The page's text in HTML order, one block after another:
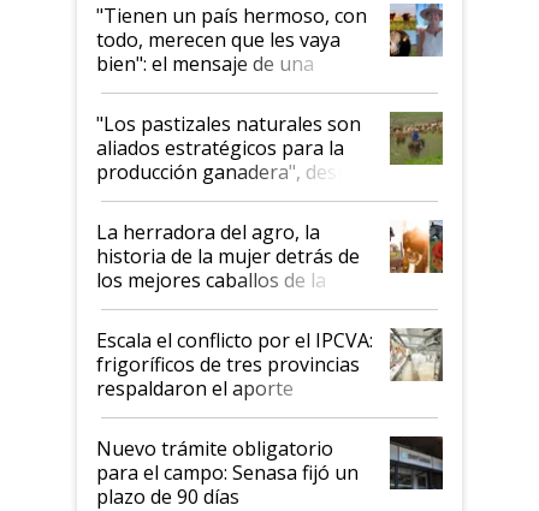
"Tienen un país hermoso, con
todo, merecen que les vaya
bien": el mensaje de una
ganadera uruguaya sobre las
oportunidades que se abren
para el agro en Argentina, con
foco en la carne
"Los pastizales naturales son
aliados estratégicos para la
producción ganadera", destaca
la iniciativa que ya reúne a 46
establecimientos en Argentina
La herradora del agro, la
historia de la mujer detrás de
los mejores caballos de la
Argentina y los mitos que
todavía hacen sufrir a estos
animales: "Mientras me
descalificaban, yo seguí
haciendo currículum"
Escala el conflicto por el IPCVA:
frigoríficos de tres provincias
respaldaron el aporte
obligatorio
Nuevo trámite obligatorio
para el campo: Senasa fijó un
plazo de 90 días